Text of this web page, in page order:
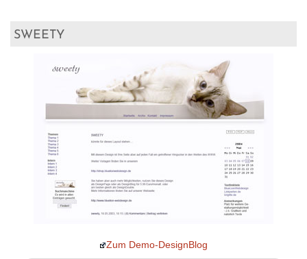
sweety
Zum Demo-DesignBlog